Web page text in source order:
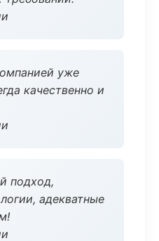
уже
качественно и
подход,
адекватные